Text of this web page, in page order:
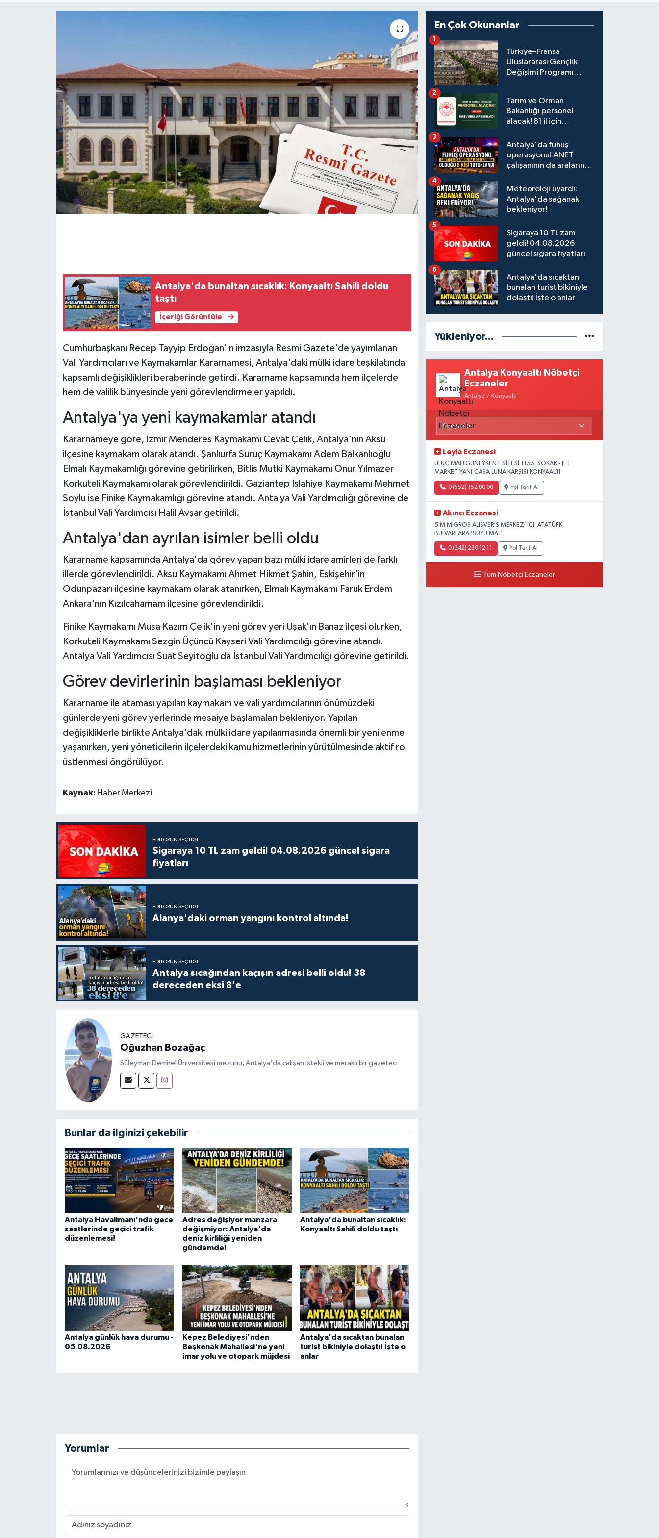
Antalya'da bunaltan sıcaklık: Konyaaltı Sahili doldu
taştı
İçeriği Görüntüle
Cumhurbaşkanı Recep Tayyip Erdoğan'ın imzasıyla Resmi Gazete'de yayımlanan
Vali Yardımcıları ve Kaymakamlar Kararnamesi, Antalya'daki mülki idare teşkilatında
kapsamlı değişiklikleri beraberinde getirdi. Kararname kapsamında hem ilçelerde
hem de valilik bünyesinde yeni görevlendirmeler yapıldı.
Antalya'ya yeni kaymakamlar atandı
Kararnameye göre, İzmir Menderes Kaymakamı Cevat Çelik, Antalya'nın Aksu
ilçesine kaymakam olarak atandı. Şanlıurfa Suruç Kaymakamı Adem Balkanlıoğlu
Elmalı Kaymakamlığı görevine getirilirken, Bitlis Mutki Kaymakamı Onur Yılmazer
Korkuteli Kaymakamı olarak görevlendirildi. Gaziantep İslahiye Kaymakamı Mehmet
Soylu ise Finike Kaymakamlığı görevine atandı. Antalya Vali Yardımcılığı görevine de
İstanbul Vali Yardımcısı Halil Avşar getirildi.
Antalya'dan ayrılan isimler belli oldu
Kararname kapsamında Antalya'da görev yapan bazı mülki idare amirleri de farklı
illerde görevlendirildi. Aksu Kaymakamı Ahmet Hikmet Şahin, Eskişehir'in
Odunpazarı ilçesine kaymakam olarak atanırken, Elmalı Kaymakamı Faruk Erdem
Ankara'nın Kızılcahamam ilçesine görevlendirildi.
Finike Kaymakamı Musa Kazım Çelik'in yeni görev yeri Uşak'ın Banaz ilçesi olurken,
Korkuteli Kaymakamı Sezgin Üçüncü Kayseri Vali Yardımcılığı görevine atandı.
Antalya Vali Yardımcısı Suat Seyitoğlu da İstanbul Vali Yardımcılığı görevine getirildi.
Görev devirlerinin başlaması bekleniyor
Kararname ile ataması yapılan kaymakam ve vali yardımcılarının önümüzdeki
günlerde yeni görev yerlerinde mesaiye başlamaları bekleniyor. Yapılan
değişikliklerle birlikte Antalya'daki mülki idare yapılanmasında önemli bir yenilenme
yaşanırken, yeni yöneticilerin ilçelerdeki kamu hizmetlerinin yürütülmesinde aktif rol
üstlenmesi öngörülüyor.
Kaynak: Haber Merkezi
EDITÖRÜN SEÇTIĞI
Sigaraya 10 TL zam geldi! 04.08.2026 güncel sigara
fiyatları
EDITÖRÜN SEÇTIĞI
Alanya'daki orman yangını kontrol altında!
EDITÖRÜN SEÇTIĞI
Antalya sıcağından kaçışın adresi belli oldu! 38
dereceden eksi 8'e
GAZETECİ
Oğuzhan Bozağaç
Süleyman Demirel Üniversitesi mezunu, Antalya'da çalışan istekli ve meraklı bir gazeteci.
Bunlar da ilginizi çekebilir
Antalya Havalimanı'nda gece
saatlerinde geçici trafik
düzenlemesi!
Adres değişiyor manzara
değişmiyor: Antalya'da
deniz kirliliği yeniden
gündemde!
Antalya'da bunaltan sıcaklık:
Konyaaltı Sahili doldu taştı
Antalya günlük hava durumu -
05.08.2026
Kepez Belediyesi'nden
Beşkonak Mahallesi'ne yeni
imar yolu ve otopark müjdesi
Antalya'da sıcaktan bunalan
turist bikiniyle dolaştı! İşte o
anlar
Yorumlar
En Çok Okunanlar
Türkiye–Fransa
Uluslararası Gençlik
Değişimi Programı
1
Tarım ve Orman
Bakanlığı personel
alacak! 81 il için
2
Antalya'da fuhuş
operasyonu! ANET
çalışanının da aralarında
3
Meteoroloji uyardı:
Antalya'da sağanak
bekleniyor!
4
Sigaraya 10 TL zam
geldi! 04.08.2026
güncel sigara fiyatları
5
Antalya'da sıcaktan
bunalan turist bikiniyle
dolaştı! İşte o anlar
6
Yükleniyor...
Antalya Konyaaltı Nöbetçi
Eczaneler
Antalya / Konyaaltı
Leyla Eczanesi
ULUÇ MAH.GÜNEYKENT SİTESİ 1155. SOKAK - JET
MARKET YANI-CASA LUNA KARŞISI KONYAALTI
0 (552) 152 80 00 Yol Tarifi Al
Akıncı Eczanesi
5 M MIGROS ALISVERIS MERKEZI IÇI. ATATÜRK
BULVARI.ARAPSUYU MAH.
0 (242) 230 12 11 Yol Tarifi Al
Tüm Nöbetçi Eczaneler